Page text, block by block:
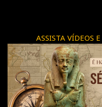
ASSISTA VÍDEOS